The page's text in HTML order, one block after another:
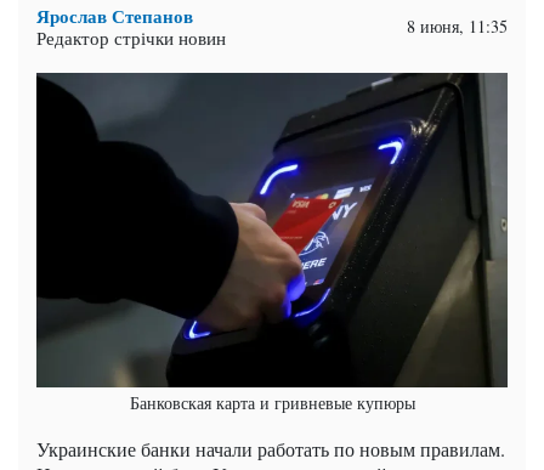
Ярослав Степанов
Редактор стрічки новин 8 июня, 11:35
Банковская карта и гривневые купюры
Украинские банки начали работать по новым правилам.